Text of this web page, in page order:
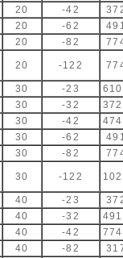
20 -42
20 -62
20 -82
20 -122
30 -23
30 -32
30 -42
30 -62
30 -82
30 -122
40 -23
40 -32
40 -42
40 -82